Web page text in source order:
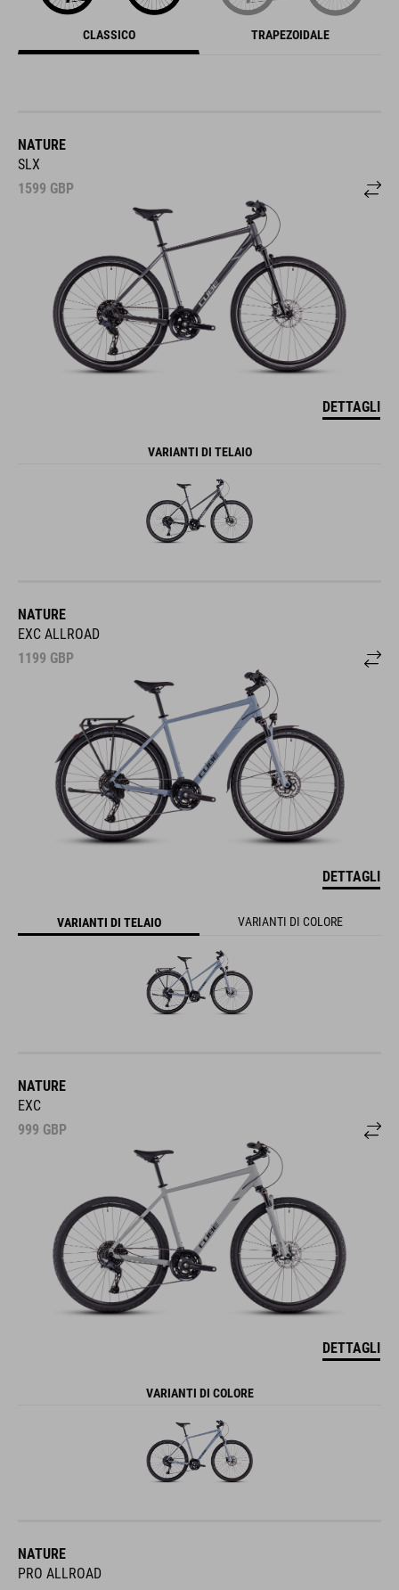
CLASSICO TRAPEZOIDALE
NATURE
SLX
1599 GBP
DETTAGLI
VARIANTI DI TELAIO
NATURE
EXC ALLROAD
1199 GBP
DETTAGLI
VARIANTI DI TELAIO VARIANTI DI COLORE
NATURE
EXC
999 GBP
DETTAGLI
VARIANTI DI COLORE
NATURE
PRO ALLROAD